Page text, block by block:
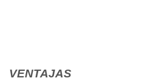
VENTAJAS